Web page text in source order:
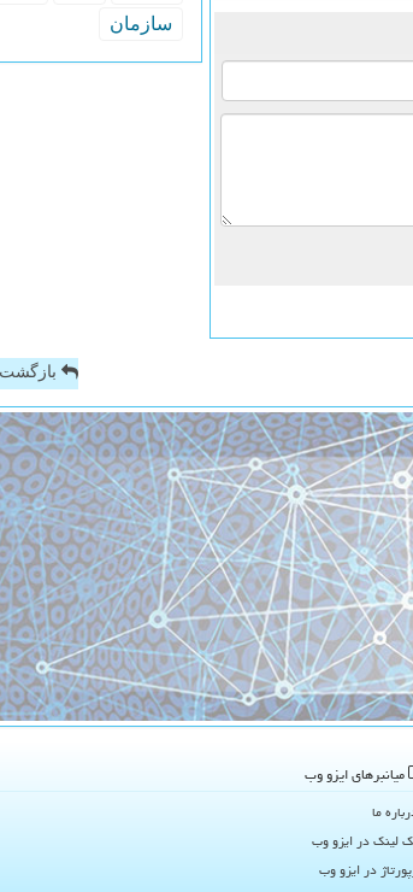
سازمان
میانبرهای ایزو وب
ما
لینک در ایزو وب
در ایزو وب